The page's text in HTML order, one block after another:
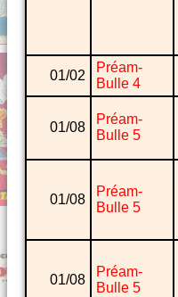
01/02
Préam-
Bulle 4
01/08
Préam-
Bulle 5
01/08
Préam-
Bulle 5
01/08
Préam-
Bulle 5